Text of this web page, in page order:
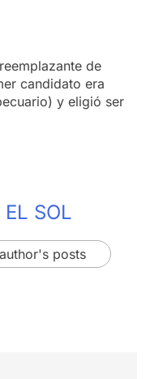
de
candidato era
y eligió ser
SOL
posts